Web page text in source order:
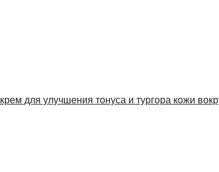
для улучшения тонуса и тургора кожи